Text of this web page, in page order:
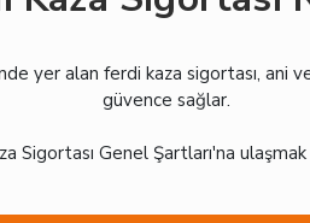
yer alan ferdi kaza sigortası, ani
güvence sağlar.
Sigortası Genel Şartları'na ulaşmak